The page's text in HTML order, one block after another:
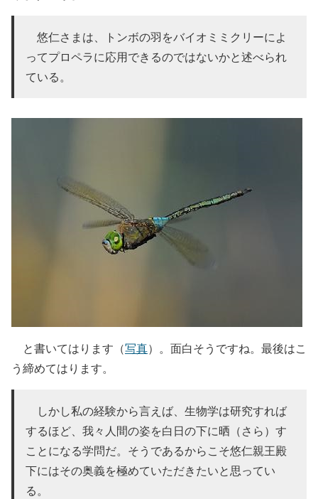
悠仁さまは、トンボの羽をバイオミミクリーによ
ってプロペラに応用できるのではないかと述べられ
ている。
と書いてはります（写真）。面白そうですね。最後はこ
う締めてはります。
しかし私の経験から言えば、生物学は研究すれば
するほど、我々人間の姿を白日の下に晒（さら）す
ことになる学問だ。そうであるからこそ悠仁親王殿
下にはその奥義を極めていただきたいと思ってい
る。